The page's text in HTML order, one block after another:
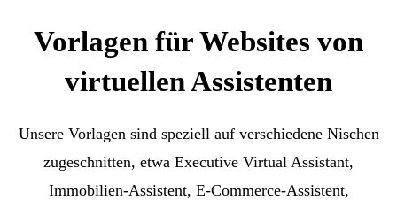
Vorlagen für Websites von
virtuellen Assistenten
Unsere Vorlagen sind speziell auf verschiedene Nischen
zugeschnitten, etwa Executive Virtual Assistant,
Immobilien-Assistent, E-Commerce-Assistent,